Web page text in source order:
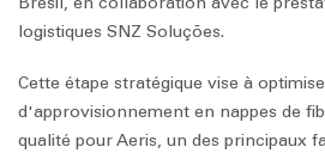
logistiques SNZ Soluções.
Cette étape stratégique vise à
d'approvisionnement en nappes de
qualité pour Aeris, un des principaux